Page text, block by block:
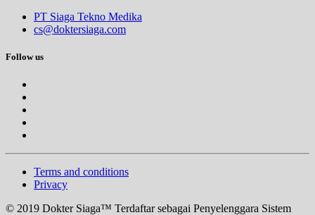
PT Siaga Tekno Medika
cs@doktersiaga.com
Follow us
Terms and conditions
Privacy
© 2019 Dokter Siaga™ Terdaftar sebagai Penyelenggara Sistem